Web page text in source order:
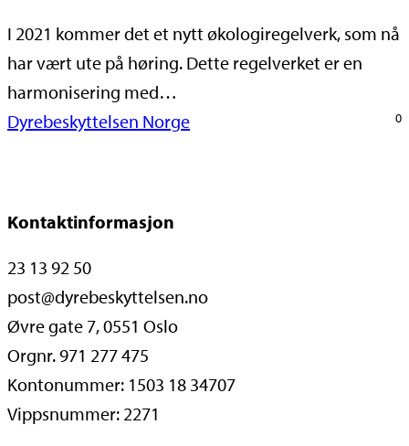
I 2021 kommer det et nytt økologiregelverk, som nå
har vært ute på høring. Dette regelverket er en
harmonisering med…
Dyrebeskyttelsen Norge
0
Kontaktinformasjon
23 13 92 50
post@dyrebeskyttelsen.no
Øvre gate 7, 0551 Oslo
Orgnr. 971 277 475
Kontonummer: 1503 18 34707
Vippsnummer: 2271